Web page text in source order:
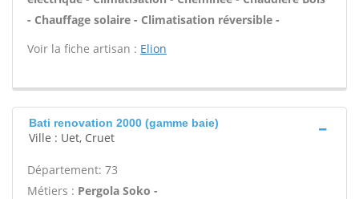
- Chauffage solaire - Climatisation réversible -
Voir la fiche artisan : Elion
Bati renovation 2000 (gamme baie)
Ville : Uet, Cruet
Département: 73
Métiers : Pergola Soko -